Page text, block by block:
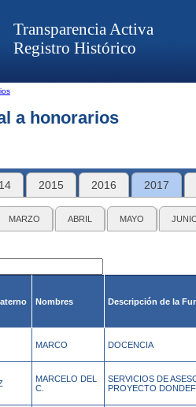
Transparencia Activa
Registro Histórico
a honorarios
2015 2016 2017
MARZO ABRIL MAYO
Nombres Descripción de la
MARCO DOCENCIA
MARCELO DEL
C.
SERVICIOS DE
PROYECTO